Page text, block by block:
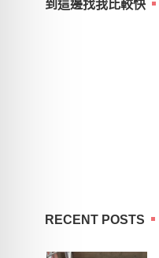
到這邊找我比較快
RECENT POSTS